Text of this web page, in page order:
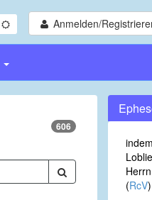
Anmelden/
606
(RcV)